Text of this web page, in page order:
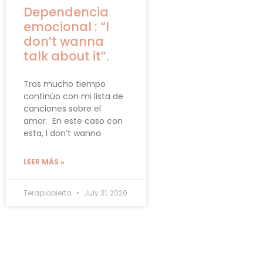
Dependencia
emocional : “I
don’t wanna
talk about it”.
Tras mucho tiempo
continúo con mi lista de
canciones sobre el
amor. En este caso con
esta, I don’t wanna
LEER MÁS »
Terapiabierta July 31, 2020